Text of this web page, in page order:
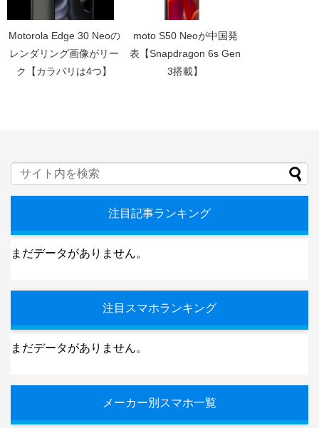
Motorola Edge 30 Neoの
レンダリング画像がリー
ク【カラバリは4つ】
moto S50 Neoが中国発
表【Snapdragon 6s Gen
3搭載】
注目記事ランキング
まだデータがありません。
注目スマホランキング
まだデータがありません。
メーカー別スマホ一覧